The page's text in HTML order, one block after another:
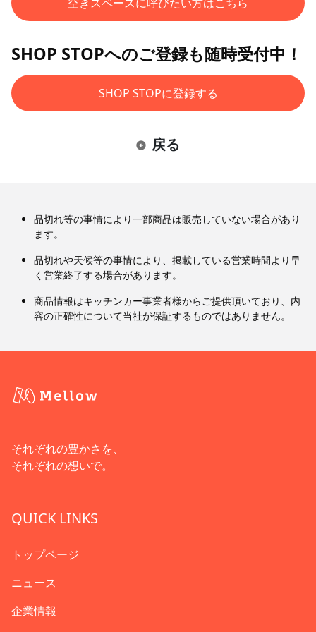
SHOP STOPへのご登録も随時受付中！
SHOP STOPに登録する
戻る
品切れ等の事情により一部商品は販売していない場合があり
ます。
品切れや天候等の事情により、掲載している営業時間より早
く営業終了する場合があります。
商品情報はキッチンカー事業者様からご提供頂いており、内
容の正確性について当社が保証するものではありません。
それぞれの豊かさを、
それぞれの想いで。
QUICK LINKS
トップページ
ニュース
企業情報